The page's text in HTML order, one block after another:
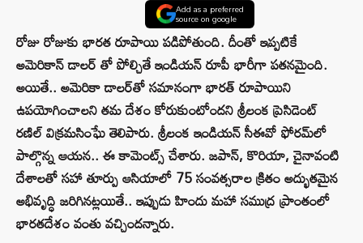
Add as a preferred
source on google
రోజు రోజుకు భారత రూపాయి పడిపోతుంది. దీంతో ఇప్పటికే
అమెరికాన్ డాలర్ తో పోల్చితే ఇండియన్ రూపీ భారీగా పతనమైంది.
అయితే.. అమెరికా డాలర్‌తో సమానంగా భారత్‌ రూపాయిని
ఉపయోగించాలని తమ దేశం కోరుకుంటోందని శ్రీలంక ప్రెసిడెంట్
రణిల్‌ విక్రమసింఘే తెలిపారు. శ్రీలంక ఇండియన్‌ సీఈవో ఫోరమ్‌లో
పాల్గొన్న ఆయన.. ఈ కామెంట్స్ చేశారు. జపాన్‌, కొరియా, చైనావంటి
దేశాలతో సహా తూర్పు ఆసియాలో 75 సంవత్సరాల క్రితం అద్భుతమైన
అభివృద్ధి జరిగినట్లయితే.. ఇప్పుడు హిందు మహా సముద్ర ప్రాంతంలో
భారతదేశం వంతు వచ్చిందన్నారు.